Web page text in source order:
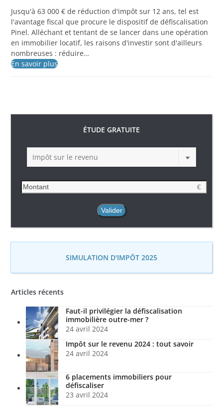
Jusqu'à 63 000 € de réduction d'impôt sur 12 ans, tel est
l'avantage fiscal que procure le dispositif de défiscalisation
Pinel. Alléchant et tentant de se lancer dans une opération
en immobilier locatif, les raisons d'investir sont d'ailleurs
nombreuses : réduire…
En savoir plus
ÉTUDE GRATUITE
Impôt sur le revenu
SIMULATION D'IMPÔT 2025
Articles récents
Faut-il privilégier la défiscalisation
immobilière outre-mer ?
24 avril 2024
Impôt sur le revenu 2024 : tout savoir
24 avril 2024
6 placements immobiliers pour
défiscaliser
23 avril 2024